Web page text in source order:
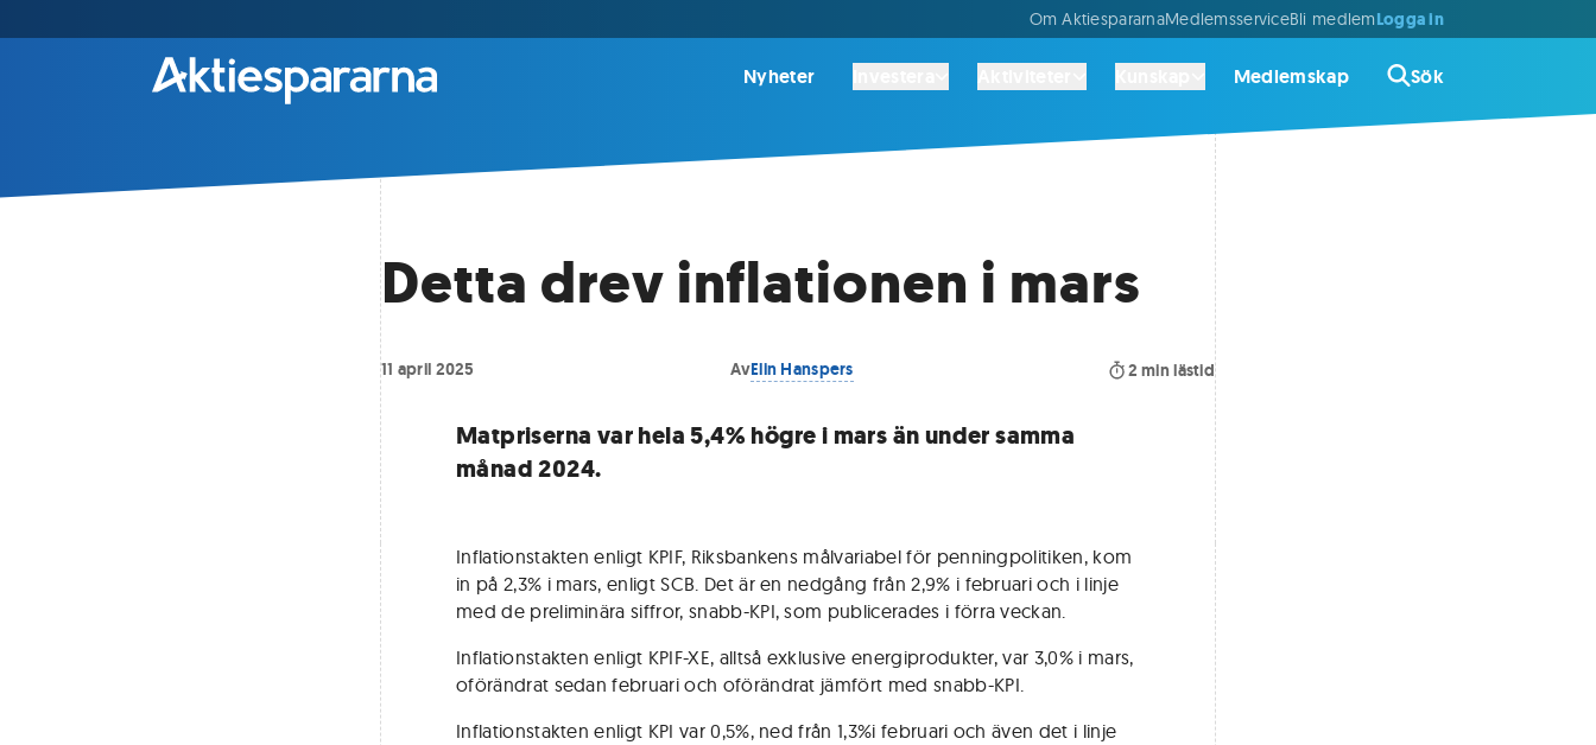
Om AktiespararnaMedlemsserviceBli medlemLogga in
Nyheter Medlemskap Sök
Detta drev inflationen i mars
11 april 2025 AvElin Hanspers 2 min lästid
Matpriserna var hela 5,4% högre i mars än under samma
månad 2024.
Inflationstakten enligt KPIF, Riksbankens målvariabel för penningpolitiken, kom
in på 2,3% i mars, enligt SCB. Det är en nedgång från 2,9% i februari och i linje
med de preliminära siffror, snabb-KPI, som publicerades i förra veckan.
Inflationstakten enligt KPIF-XE, alltså exklusive energiprodukter, var 3,0% i mars,
oförändrat sedan februari och oförändrat jämfört med snabb-KPI.
Inflationstakten enligt KPI var 0,5%, ned från 1,3%i februari och även det i linje